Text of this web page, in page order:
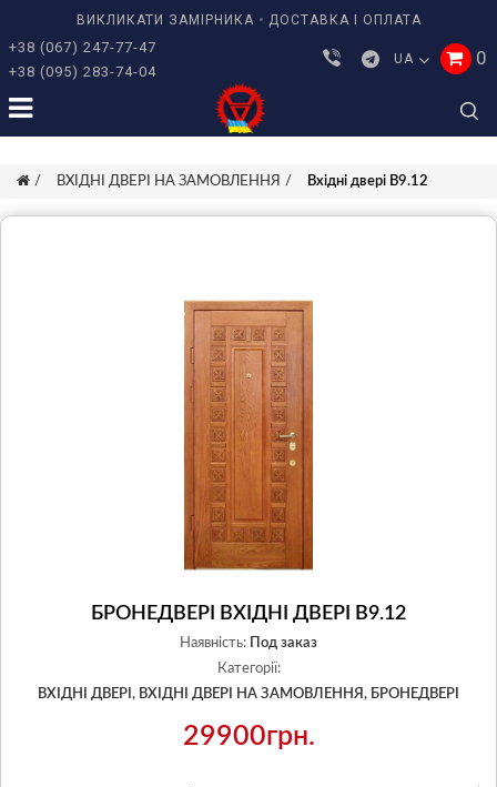
ВИКЛИКАТИ ЗАМІРНИКА ДОСТАВКА І ОПЛАТА
+38 (067) 247-77-47
+38 (095) 283-74-04
UA 0
ВХІДНІ ДВЕРІ НА ЗАМОВЛЕННЯ Вхідні двері В9.12
БРОНЕДВЕРІ ВХІДНІ ДВЕРІ В9.12
Наявність:
Под заказ
Категорії:
ВХІДНІ ДВЕРІ, ВХІДНІ ДВЕРІ НА ЗАМОВЛЕННЯ, БРОНЕДВЕРІ
29900грн.